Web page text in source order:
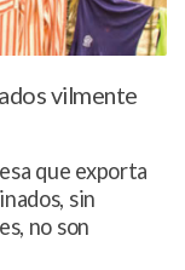
vilmente
que exporta
sin
no son